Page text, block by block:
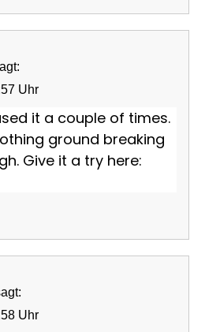
Uhr
it a couple of times.
ground breaking
Give it a try here:
Uhr